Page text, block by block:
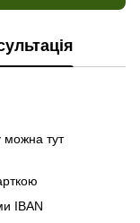
можна тут
IBAN